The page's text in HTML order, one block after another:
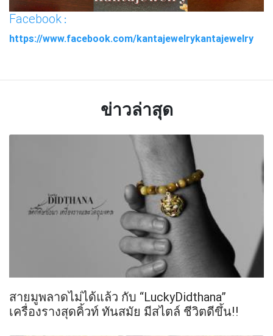
Facebook :
https://www.facebook.com/kantajewelrykantajewelry
ข่าวล่าสุด
สายมูพลาดไม่ได้แล้ว กับ “LuckyDidthana”
เครื่องรางสุดคิ้วท์ ทันสมัย มีสไตล์ ชีวิตดีขึ้น!!